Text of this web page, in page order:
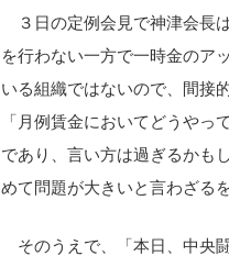
３日の定例会見で神津会長
を行わない一方で一時金のア
いる組織ではないので、間接
「月例賃金においてどうや
であり、言い方は過ぎるかも
めて問題が大きいと言わざる
そのうえで、「本日、中央